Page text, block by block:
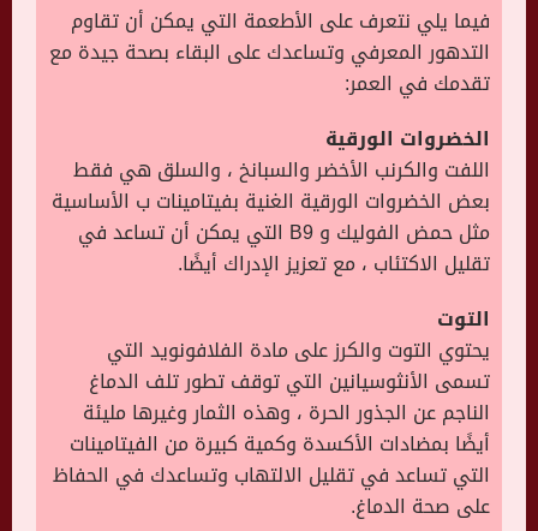
فيما يلي نتعرف على الأطعمة التي يمكن أن تقاوم
التدهور المعرفي وتساعدك على البقاء بصحة جيدة مع
تقدمك في العمر:
الخضروات الورقية
اللفت والكرنب الأخضر والسبانخ ، والسلق هي فقط
بعض الخضروات الورقية الغنية بفيتامينات ب الأساسية
مثل حمض الفوليك و B9 التي يمكن أن تساعد في
تقليل الاكتئاب ، مع تعزيز الإدراك أيضًا.
التوت
يحتوي التوت والكرز على مادة الفلافونويد التي
تسمى الأنثوسيانين التي توقف تطور تلف الدماغ
الناجم عن الجذور الحرة ، وهذه الثمار وغيرها مليئة
أيضًا بمضادات الأكسدة وكمية كبيرة من الفيتامينات
التي تساعد في تقليل الالتهاب وتساعدك في الحفاظ
على صحة الدماغ.